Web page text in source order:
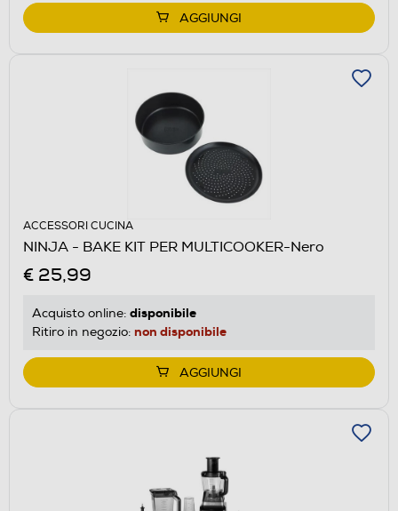
AGGIUNGI
ACCESSORI CUCINA
NINJA - BAKE KIT PER MULTICOOKER-Nero
€ 25,99
Acquisto online: disponibile
Ritiro in negozio: non disponibile
AGGIUNGI